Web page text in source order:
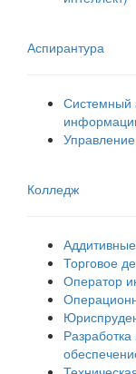
Аспирантура
Системный
Колледж
Торговое
Оператор